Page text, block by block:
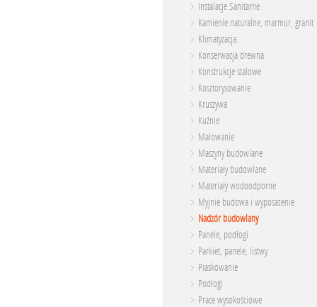
Instalacje Sanitarne
Kamienie naturalne, marmur, granit
Klimatyzacja
Konserwacja drewna
Konstrukcje stalowe
Kosztorysowanie
Kruszywa
Kuźnie
Malowanie
Maszyny budowlane
Materiały budowlane
Materiały wodoodporne
Myjnie budowa i wyposażenie
Nadzór budowlany
Panele, podłogi
Parkiet, panele, listwy
Piaskowanie
Podłogi
Prace wysokościowe